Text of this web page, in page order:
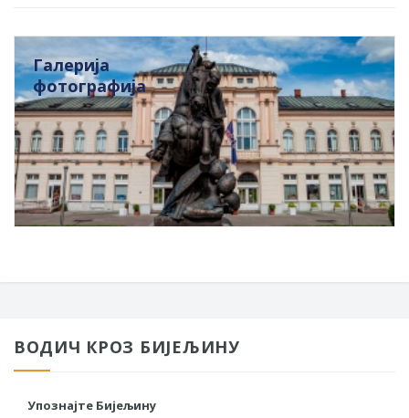
Галерија
фотографија
ВОДИЧ КРОЗ БИЈЕЉИНУ
Упознајте Бијељину